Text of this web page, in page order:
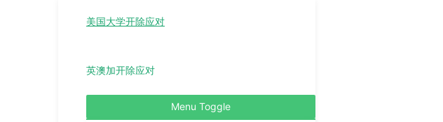
美国大学开除应对
英澳加开除应对
Menu Toggle